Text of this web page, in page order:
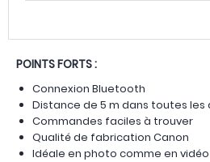
POINTS FORTS :
Connexion Bluetooth
Distance de 5 m dans toutes les
Commandes faciles à trouver
Qualité de fabrication Canon
Idéale en photo comme en vidéo